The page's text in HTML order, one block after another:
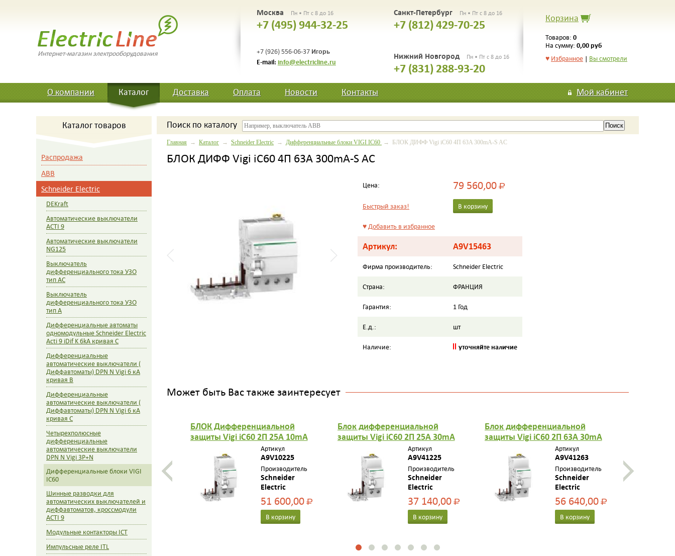
Интернет-магазин электрооборудования
Москва Пн • Пт с 8 до 16
+7 (495) 944-32-25
+7 (926) 556-06-37 Игорь
E-mail: info@electricline.ru
Санкт-Петербург Пн • Пт с 8 до 16
+7 (812) 429-70-25
Нижний Новгород Пн • Пт с 8 до 16
+7 (831) 288-93-20
Корзина
Товаров: 0
На сумму: 0,00 руб
♥ Избранное | Вы смотрели
О компании Каталог Доставка Оплата Новости Контакты Мой кабинет
Каталог товаров
Распродажа
ABB
Schneider Electric
DEKraft
Автоматические выключатели
ACTI 9
Автоматические выключатели
NG125
Выключатель
дифференциального тока УЗО
тип AC
Выключатель
дифференциального тока УЗО
тип A
Дифференциальные автоматы
одномодульные Schneider Electric
Acti 9 iDif K 6kA кривая С
Дифференциальные
автоматические выключатели (
Диффавтоматы) DPN N Vigi 6 кА
кривая B
Дифференциальные
автоматические выключатели (
Диффавтоматы) DPN N Vigi 6 кА
кривая C
Четырехполюсные
дифференциальные
автоматические выключатели
DPN N Vigi 3P+N
Дифференциальные блоки VIGI
IC60
Шинные разводки для
автоматических выключателей и
диффавтоматов, кроссмодули
ACTI 9
Модульные контакторы ICT
Импульсные реле ITL
Поиск по каталогу
Главная → Каталог → Schneider Electric → Дифференциальные блоки VIGI IC60 → БЛОК ДИФФ Vigi iC60 4П 63A 300mA-S AC
БЛОК ДИФФ Vigi iC60 4П 63A 300mA-S AC
Цена: 79 560,00Р
Быстрый заказ! В корзину
♥Добавить в избранное
Артикул: A9V15463
Фирма производитель: Schneider Electric
Страна: ФРАНЦИЯ
Гарантия: 1 Год
Е.д.: шт
Наличие: уточняйте наличие
Может быть Вас также заинтересует
БЛОК Дифференциальной
защиты Vigi iC60 2П 25A 10mA
Артикул
A9V10225
Производитель
Schneider
Electric
51 600,00Р
В корзину
Блок дифференциальной
защиты Vigi iC60 2П 25A 30mA
Артикул
A9V41225
Производитель
Schneider
Electric
37 140,00Р
В корзину
Блок дифференциальной
защиты Vigi iC60 2П 63A 30mA
Артикул
A9V41263
Производитель
Schneider
Electric
56 640,00Р
В корзину